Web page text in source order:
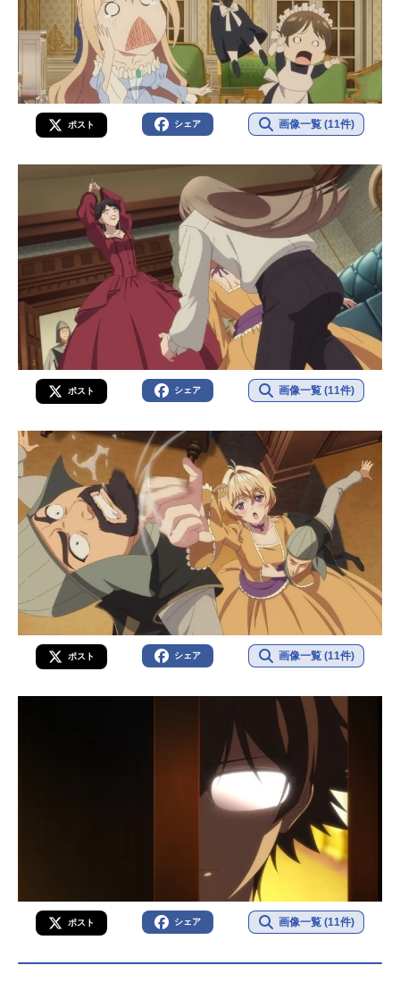
ポスト シェア 画像一覧 (11件)
ポスト シェア 画像一覧 (11件)
ポスト シェア 画像一覧 (11件)
ポスト シェア 画像一覧 (11件)